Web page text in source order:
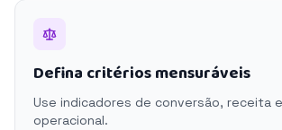
Defina critérios mensuráveis
Use indicadores de conversão, receita
operacional.